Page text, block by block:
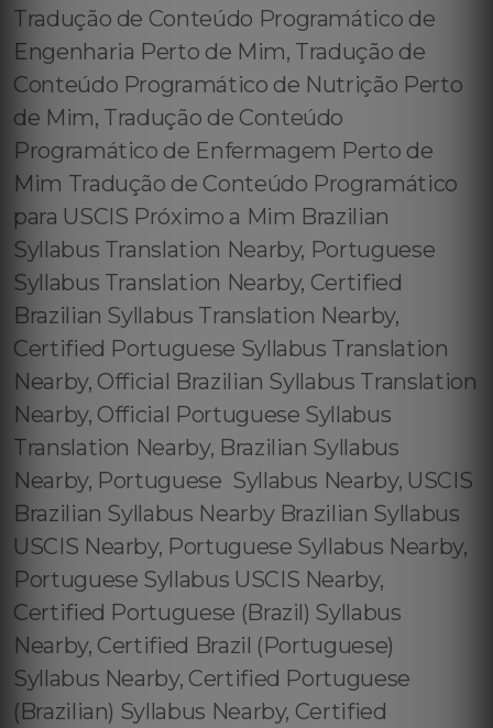
Tradução de Conteúdo Programático de
Engenharia Perto de Mim, Tradução de
Conteúdo Programático de Nutrição Perto
de Mim, Tradução de Conteúdo
Programático de Enfermagem Perto de
Mim Tradução de Conteúdo Programático
para USCIS Próximo a Mim Brazilian
Syllabus Translation Nearby, Portuguese
Syllabus Translation Nearby, Certified
Brazilian Syllabus Translation Nearby,
Certified Portuguese Syllabus Translation
Nearby, Official Brazilian Syllabus Translation
Nearby, Official Portuguese Syllabus
Translation Nearby, Brazilian Syllabus
Nearby, Portuguese Syllabus Nearby, USCIS
Brazilian Syllabus Nearby Brazilian Syllabus
USCIS Nearby, Portuguese Syllabus Nearby,
Portuguese Syllabus USCIS Nearby,
Certified Portuguese (Brazil) Syllabus
Nearby, Certified Brazil (Portuguese)
Syllabus Nearby, Certified Portuguese
(Brazilian) Syllabus Nearby, Certified